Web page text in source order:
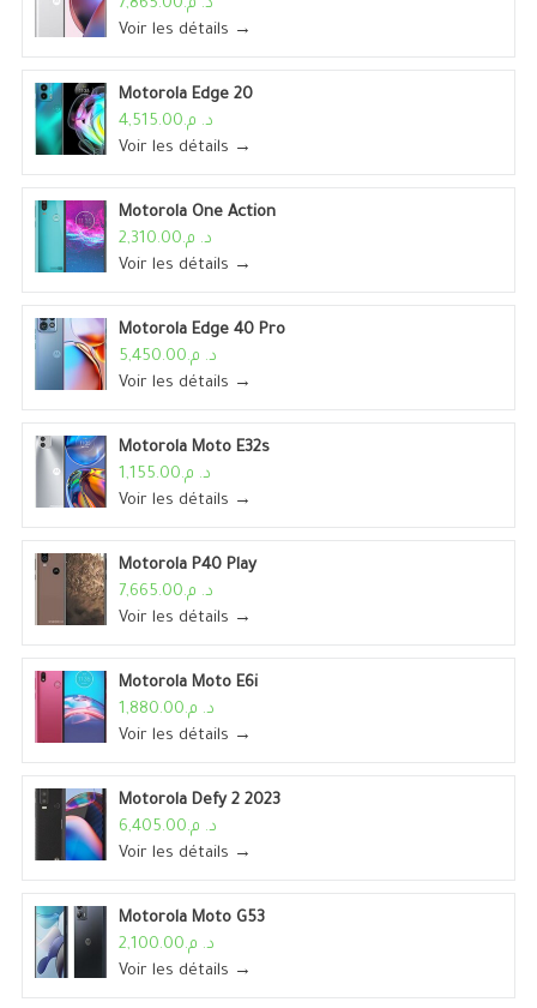
د. م.7,865.00
Voir les détails →
Motorola Edge 20
د. م.4,515.00
Voir les détails →
Motorola One Action
د. م.2,310.00
Voir les détails →
Motorola Edge 40 Pro
د. م.5,450.00
Voir les détails →
Motorola Moto E32s
د. م.1,155.00
Voir les détails →
Motorola P40 Play
د. م.7,665.00
Voir les détails →
Motorola Moto E6i
د. م.1,880.00
Voir les détails →
Motorola Defy 2 2023
د. م.6,405.00
Voir les détails →
Motorola Moto G53
د. م.2,100.00
Voir les détails →